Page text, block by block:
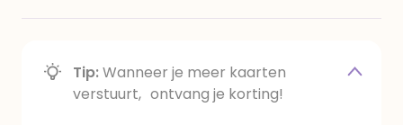
Tip:Wanneer je meer kaarten
verstuurt, ontvang je korting!